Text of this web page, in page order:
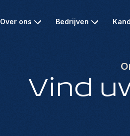
Over ons Bedrijven
Vind